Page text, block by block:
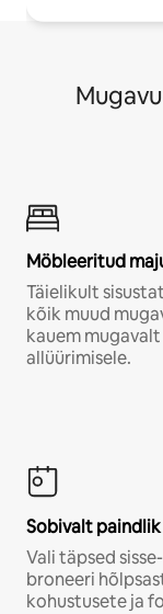
Möbleeritud
Täielikult
kõik muud
kauem
allüürimisele.
Sobivalt paindlik
Vali täpsed
broneeri
kohustusete ja